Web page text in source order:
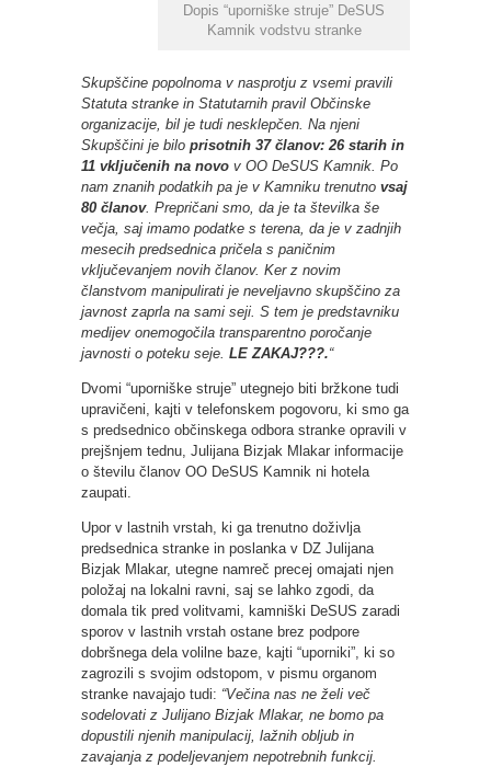
Dopis “uporniške struje” DeSUS
Kamnik vodstvu stranke
Skupščine popolnoma v nasprotju z vsemi pravili
Statuta stranke in Statutarnih pravil Občinske
organizacije, bil je tudi nesklepčen. Na njeni
Skupščini je bilo prisotnih 37 članov: 26 starih in
11 vključenih na novo v OO DeSUS Kamnik. Po
nam znanih podatkih pa je v Kamniku trenutno vsaj
80 članov. Prepričani smo, da je ta številka še
večja, saj imamo podatke s terena, da je v zadnjih
mesecih predsednica pričela s paničnim
vključevanjem novih članov. Ker z novim
članstvom manipulirati je neveljavno skupščino za
javnost zaprla na sami seji. S tem je predstavniku
medijev onemogočila transparentno poročanje
javnosti o poteku seje. LE ZAKAJ???.“
Dvomi “uporniške struje” utegnejo biti bržkone tudi
upravičeni, kajti v telefonskem pogovoru, ki smo ga
s predsednico občinskega odbora stranke opravili v
prejšnjem tednu, Julijana Bizjak Mlakar informacije
o številu članov OO DeSUS Kamnik ni hotela
zaupati.
Upor v lastnih vrstah, ki ga trenutno doživlja
predsednica stranke in poslanka v DZ Julijana
Bizjak Mlakar, utegne namreč precej omajati njen
položaj na lokalni ravni, saj se lahko zgodi, da
domala tik pred volitvami, kamniški DeSUS zaradi
sporov v lastnih vrstah ostane brez podpore
dobršnega dela volilne baze, kajti “uporniki”, ki so
zagrozili s svojim odstopom, v pismu organom
stranke navajajo tudi: “Večina nas ne želi več
sodelovati z Julijano Bizjak Mlakar, ne bomo pa
dopustili njenih manipulacij, lažnih obljub in
zavajanja z podeljevanjem nepotrebnih funkcij.